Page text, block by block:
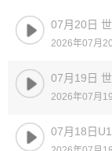
2026年07月
2026年07月